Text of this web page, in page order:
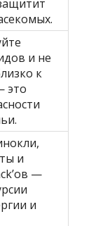
и не
к
это
и
—
и